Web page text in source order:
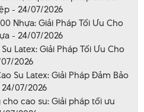
- 24/07/2026
Nhựa: Giải Pháp Tối Ưu Cho
- 24/07/2026
Latex: Giải Pháp Tối Ưu Cho
2026
Su Latex: Giải Pháp Đảm Bảo
07/2026
cao su: Giải pháp tối ưu